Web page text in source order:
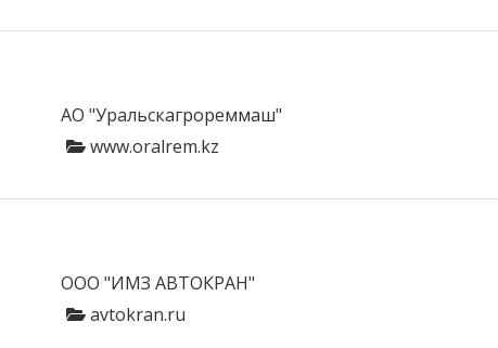
АО "Уральскагрореммаш"
www.oralrem.kz
ООО "ИМЗ АВТОКРАН"
avtokran.ru